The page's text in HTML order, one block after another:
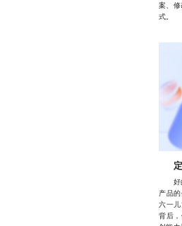
案、修
式。
好的
产品
六一
背后